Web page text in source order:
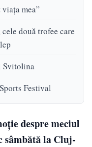
mea”
două trofee care
Svitolina
Festival
despre meciul
sâmbătă la Cluj-